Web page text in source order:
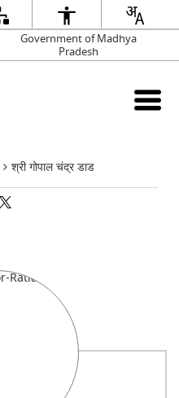
Government of Madhya
Pradesh
श्री गोपाल चंद्र डाड